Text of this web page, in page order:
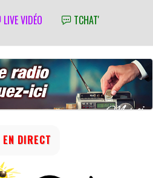
LIVE VIDÉO TCHAT'
EN DIRECT